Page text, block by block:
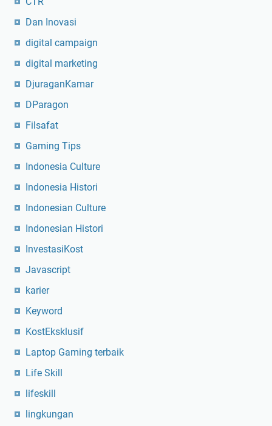
Dan Inovasi
digital campaign
digital marketing
DjuraganKamar
DParagon
Filsafat
Gaming Tips
Indonesia Culture
Indonesia Histori
Indonesian Culture
Indonesian Histori
InvestasiKost
Javascript
karier
Keyword
KostEksklusif
Laptop Gaming terbaik
Life Skill
lifeskill
lingkungan